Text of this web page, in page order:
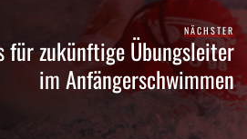
NÄCHSTER
für zukünftige Übungsleiter
im Anfängerschwimmen